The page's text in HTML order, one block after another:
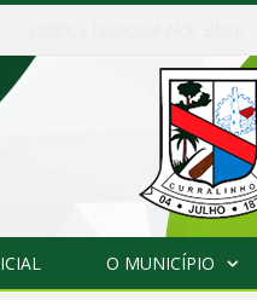
O MUNICÍPIO